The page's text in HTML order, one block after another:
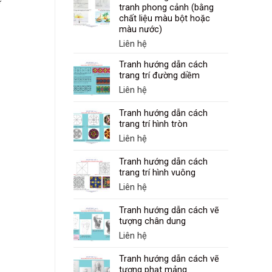
tranh phong cảnh (bằng
chất liệu màu bột hoặc
màu nước)
Liên hệ
Tranh hướng dẫn cách
trang trí đường diềm
Liên hệ
Tranh hướng dẫn cách
trang trí hình tròn
Liên hệ
Tranh hướng dẫn cách
trang trí hình vuông
Liên hệ
Tranh hướng dẫn cách vẽ
tượng chân dung
Liên hệ
Tranh hướng dẫn cách vẽ
–